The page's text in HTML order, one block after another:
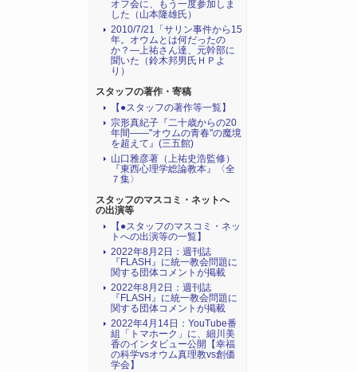
オフ会に、もう一度参加しま
した（山本隆雄氏）
2010/7/21「サリン事件から15
年。オウムとは何だったの
か？―上祐さん達、元幹部に
聞いた（鈴木邦男氏ＨＰよ
り）
スタッフの著作・寄稿
【●スタッフの著作等一覧】
宗形真紀子『二十歳からの20
年間――"オウムの青春"の魔境
を超えて』(三五館)
山口雅彦著（上祐史浩監修）
『東西心理学総論教本』〈全
７集〉
スタッフのマスコミ・ネットへ
の出演等
【●スタッフのマスコミ・ネッ
トへの出演等の一覧】
2022年8月2日：週刊誌
『FLASH』に統一教会問題に
関する団体コメントが掲載
2022年8月2日：週刊誌
『FLASH』に統一教会問題に
関する団体コメントが掲載
2022年4月14日：YouTube番
組「トマホーク」に、細川美
香のインタビュー公開【幸福
の科学vsオウム真理教vs創価
学会】